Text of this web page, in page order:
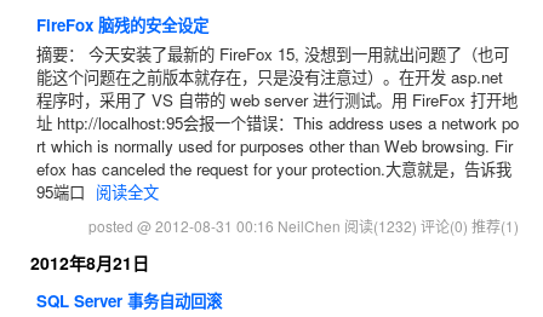
FireFox 脑残的安全设定
摘要： 今天安装了最新的 FireFox 15, 没想到一用就出问题了（也可
能这个问题在之前版本就存在，只是没有注意过）。在开发 asp.net
程序时，采用了 VS 自带的 web server 进行测试。用 FireFox 打开地
址 http://localhost:95会报一个错误：This address uses a network po
rt which is normally used for purposes other than Web browsing. Fir
efox has canceled the request for your protection.大意就是，告诉我
95端口 阅读全文
posted @ 2012-08-31 00:16 NeilChen 阅读(1232) 评论(0) 推荐(1)
2012年8月21日
SQL Server 事务自动回滚